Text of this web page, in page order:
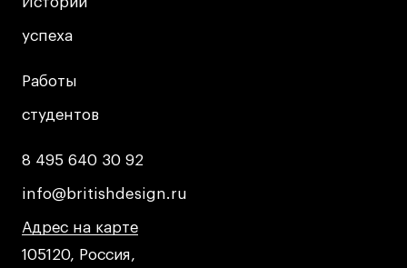
успеха
успеха
Работы
студентов
Работы
студентов
8 495 640 30 92
8 495 640 30 92
info@britishdesign.ru
info@britishdesign.ru
Адрес на карте
Адрес на карте
Адрес на карте
105120, Россия,